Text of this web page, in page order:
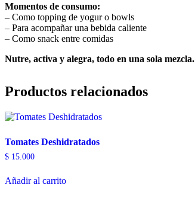
Momentos de consumo:
– Como topping de yogur o bowls
– Para acompañar una bebida caliente
– Como snack entre comidas
Nutre, activa y alegra, todo en una sola mezcla.
Productos relacionados
Tomates Deshidratados
$ 15.000
Añadir al carrito